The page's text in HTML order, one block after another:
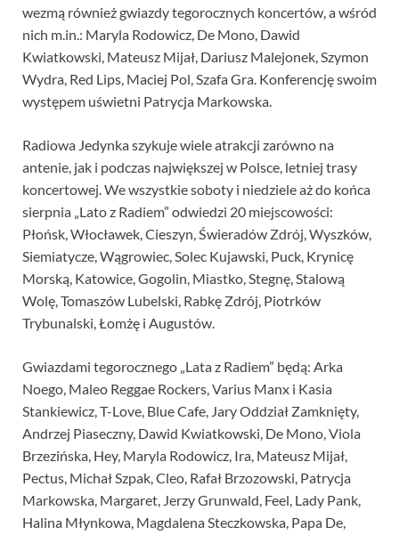
wezmą również gwiazdy tegorocznych koncertów, a wśród
nich m.in.: Maryla Rodowicz, De Mono, Dawid
Kwiatkowski, Mateusz Mijał, Dariusz Malejonek, Szymon
Wydra, Red Lips, Maciej Pol, Szafa Gra. Konferencję swoim
występem uświetni Patrycja Markowska.
Radiowa Jedynka szykuje wiele atrakcji zarówno na
antenie, jak i podczas największej w Polsce, letniej trasy
koncertowej. We wszystkie soboty i niedziele aż do końca
sierpnia „Lato z Radiem” odwiedzi 20 miejscowości:
Płońsk, Włocławek, Cieszyn, Świeradów Zdrój, Wyszków,
Siemiatycze, Wągrowiec, Solec Kujawski, Puck, Krynicę
Morską, Katowice, Gogolin, Miastko, Stegnę, Stalową
Wolę, Tomaszów Lubelski, Rabkę Zdrój, Piotrków
Trybunalski, Łomżę i Augustów.
Gwiazdami tegorocznego „Lata z Radiem” będą: Arka
Noego, Maleo Reggae Rockers, Varius Manx i Kasia
Stankiewicz, T-Love, Blue Cafe, Jary Oddział Zamknięty,
Andrzej Piaseczny, Dawid Kwiatkowski, De Mono, Viola
Brzezińska, Hey, Maryla Rodowicz, Ira, Mateusz Mijał,
Pectus, Michał Szpak, Cleo, Rafał Brzozowski, Patrycja
Markowska, Margaret, Jerzy Grunwald, Feel, Lady Pank,
Halina Młynkowa, Magdalena Steczkowska, Papa De,